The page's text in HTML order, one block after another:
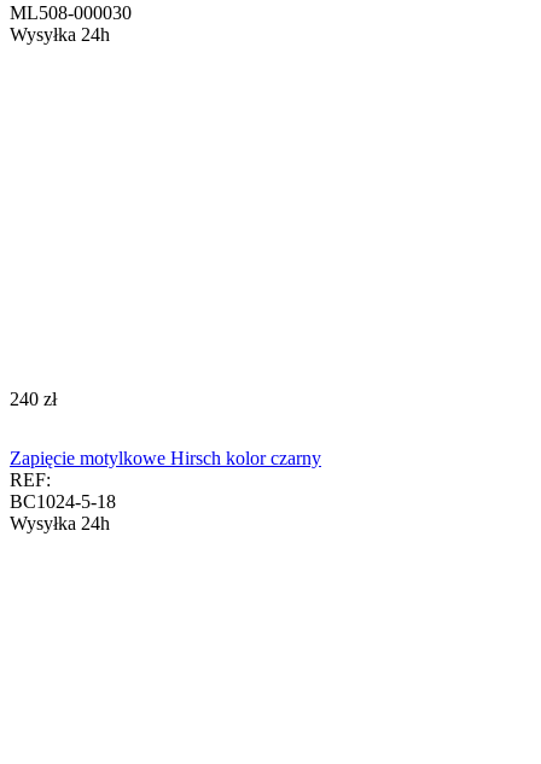
ML508-000030
Wysyłka 24h
‍240‍ zł
Zapięcie motylkowe Hirsch kolor czarny
REF:
BC1024-5-18
Wysyłka 24h